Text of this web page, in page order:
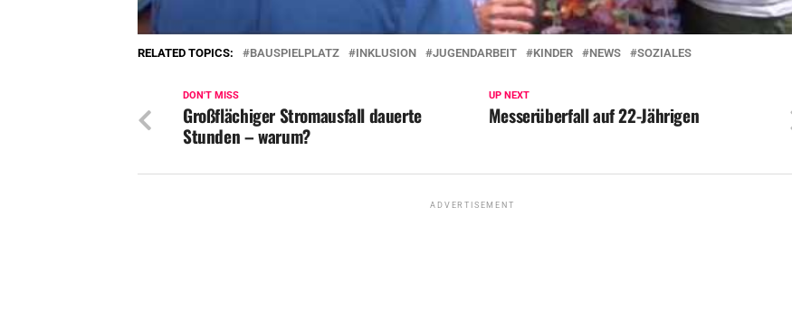
RELATED TOPICS: BAUSPIELPLATZ INKLUSION JUGENDARBEIT KINDER NEWS SOZIALES
UP NEXT
Messerüberfall auf 22-Jährigen
DON'T MISS
Großflächiger Stromausfall dauerte
Stunden – warum?
ADVERTISEMENT